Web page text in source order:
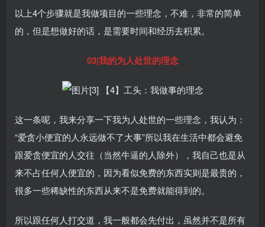
以上4个步骤就是我做项目的一些理念，不难，非常的简单
的，但是想做好的话，是需要时间和经历去积累。
03|我的为人处世的理念
这一条呢，我来分享一下我为人处世的一些理念，我认为：
“爱贪小便宜的人永远做不了大事”所以我在生活中都会避免
跟爱贪便宜的人交往（当然牛逼的人除外），我自己也是从
来不占任何人便宜的，因为看似免费的东西实则是最贵的，
很多一些稀缺性的东西从来不是免费就能得到的。
所以跟任何人打交道，我一般都会先付出，虽然并不是所有